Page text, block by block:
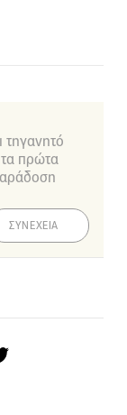
τηγανητό
τα πρώτα
ΣΥΝΕΧΕΙΑ